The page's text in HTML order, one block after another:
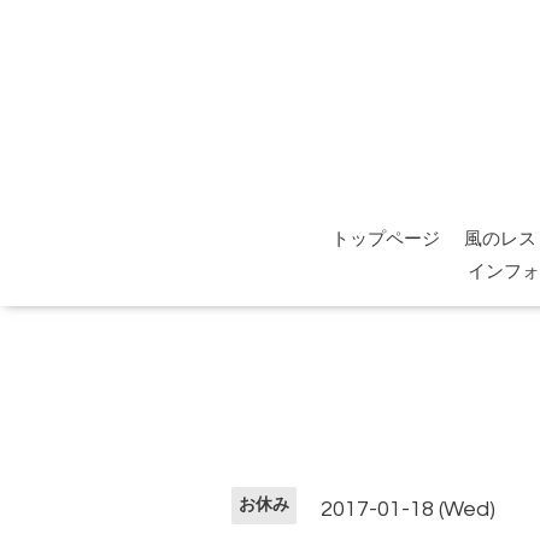
トップページ
風のレ
インフ
お休み 2017-01-18 (Wed)